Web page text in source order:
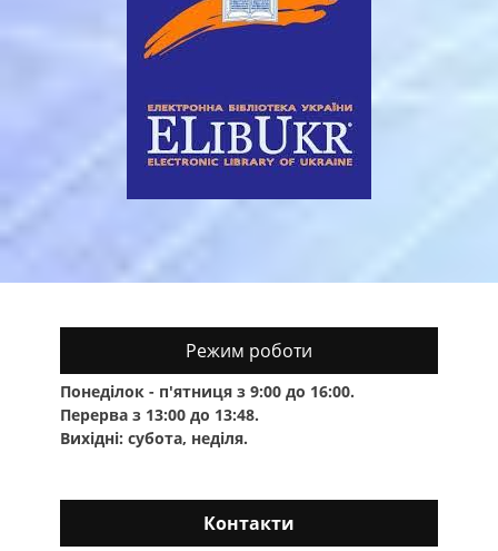
Режим роботи
Понеділок - п'ятниця з 9:00 до 16:00.
Перерва з 13:00 до 13:48.
Вихідні: субота, неділя.
Контакти